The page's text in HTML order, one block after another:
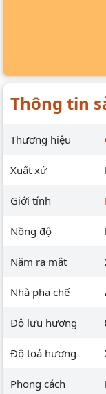
Thông tin
Thương hiệu
Xuất xứ
Giới tính
Nồng độ
Năm ra mắt
Nhà pha chế
Độ lưu hương
Độ toả hương
Phong cách